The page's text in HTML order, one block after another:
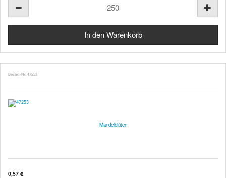
Bestell-Nr. 47253
Mandelblüten
0,57 €